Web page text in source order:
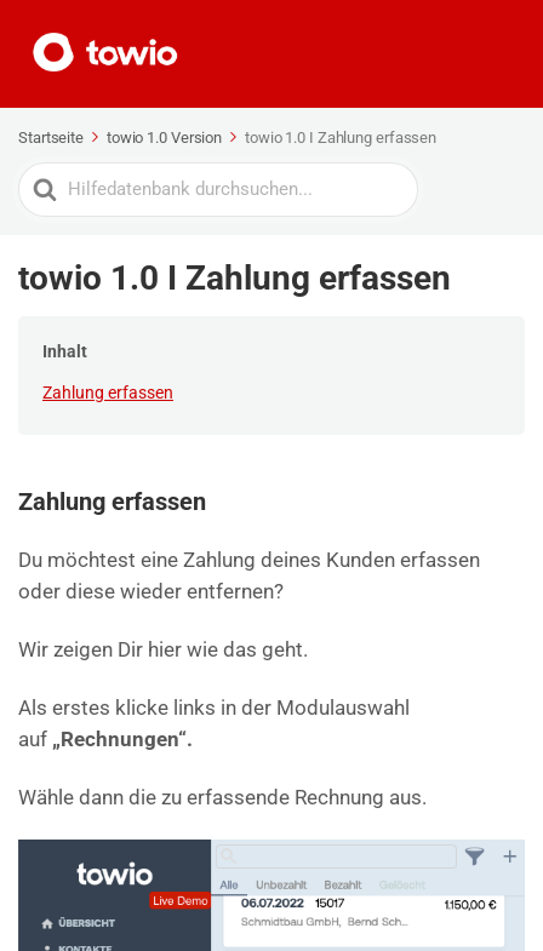
Startseite towio 1.0 Version towio 1.0 I Zahlung erfassen
Search
For
towio 1.0 I Zahlung erfassen
Inhalt
Zahlung erfassen
Zahlung erfassen
Du möchtest eine Zahlung deines Kunden erfassen
oder diese wieder entfernen?
Wir zeigen Dir hier wie das geht.
Als erstes klicke links in der Modulauswahl
auf „Rechnungen“.
Wähle dann die zu erfassende Rechnung aus.